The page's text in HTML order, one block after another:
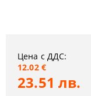
Цена с ДДС:
12.02 €
23.51 лв.